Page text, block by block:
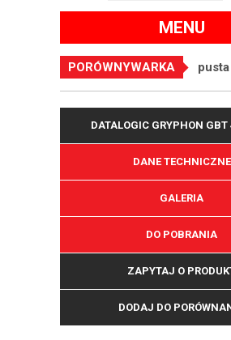
MENU
PORÓWNYWARKA pusta
DATALOGIC GRYPHON
DANE TECHNICZNE
GALERIA
DO POBRANIA
ZAPYTAJ O
DODAJ DO